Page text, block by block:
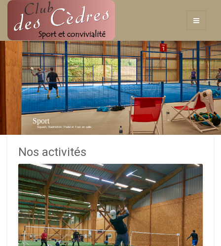
Sport
Squash, Badminton, Padel et Foot en salle
Nos activités